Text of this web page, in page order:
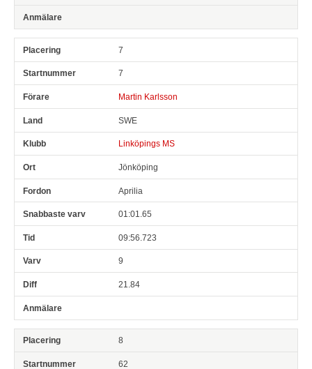
7
7
Martin Karlsson
SWE
Linköpings MS
Jönköping
Aprilia
01:01.65
09:56.723
9
21.84
8
62